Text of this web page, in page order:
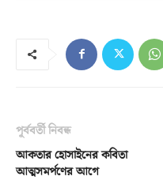
পূর্ববর্তী নিবন্ধ
আকতার হোসাইনের কবিতা
আত্মসমর্পণের আগে